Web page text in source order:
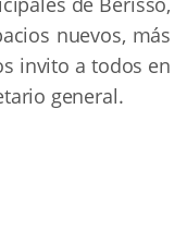
nuevos, más
invito a todos en
general.